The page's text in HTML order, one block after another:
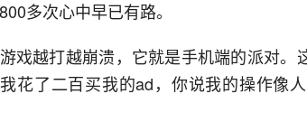
多次心中早已有路。
戏越打越崩溃，它就是手机端的派对
花了二百买我的ad，你说我的操作像